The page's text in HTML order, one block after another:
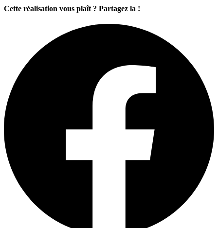
Cette réalisation vous plaît ? Partagez la !